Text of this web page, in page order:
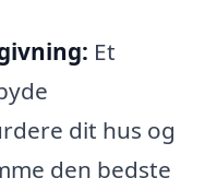
Et
dit hus og
den bedste